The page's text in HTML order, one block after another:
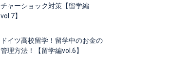
チャーショック対策【留学編
vol.7】
ドイツ高校留学！留学中のお金の
管理方法！【留学編vol.6】